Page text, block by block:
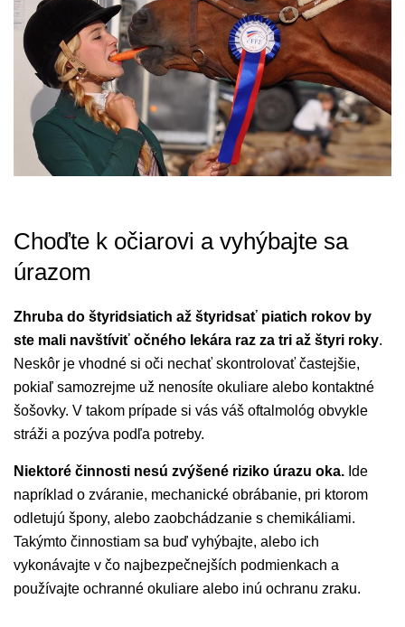
Choďte k očiarovi a vyhýbajte sa
úrazom
Zhruba do štyridsiatich až štyridsať piatich rokov by
ste mali navštíviť očného lekára raz za tri až štyri roky.
Neskôr je vhodné si oči nechať skontrolovať častejšie,
pokiaľ samozrejme už nenosíte okuliare alebo kontaktné
šošovky. V takom prípade si vás váš oftalmológ obvykle
stráži a pozýva podľa potreby.
Niektoré činnosti nesú zvýšené riziko úrazu oka. Ide
napríklad o zváranie, mechanické obrábanie, pri ktorom
odletujú špony, alebo zaobchádzanie s chemikáliami.
Takýmto činnostiam sa buď vyhýbajte, alebo ich
vykonávajte v čo najbezpečnejších podmienkach a
používajte ochranné okuliare alebo inú ochranu zraku.